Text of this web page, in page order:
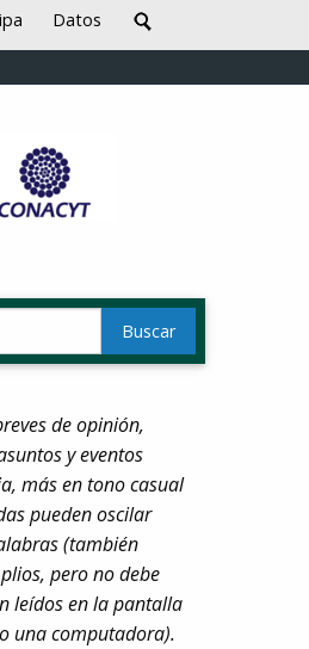
Datos
de opinión,
y eventos
más en tono casual
pueden oscilar
(también
pero no debe
leídos en la pantalla
una computadora).